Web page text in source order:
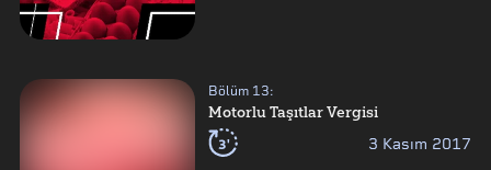
Bölüm 13:
Motorlu Taşıtlar Vergisi
3' 3 Kasım 2017